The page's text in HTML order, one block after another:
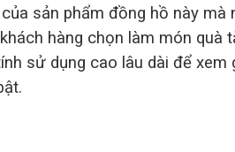
sản phẩm đồng hồ này mà
hàng chọn làm món quà
sử dụng cao lâu dài để